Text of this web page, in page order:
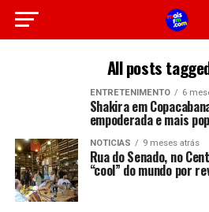
All posts
ENTRETENIMENTO 6
Shakira em
empoderada e mais
NOTICIAS 9 meses atrás
Rua do Senado, no
“cool” do mundo por